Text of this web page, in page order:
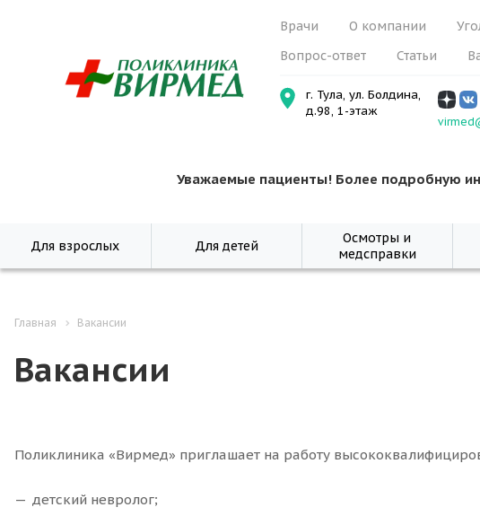
Врачи О компании
Вопрос-ответ
Статьи
г. Тула, ул. Болдина,
д.98, 1-этаж
Уважаемые пациенты! Более подробную
Для взрослых Для детей
Осмотры и
медсправки
Главная Вакансии
Вакансии
Поликлиника «Вирмед» приглашает на работу
детский невролог;